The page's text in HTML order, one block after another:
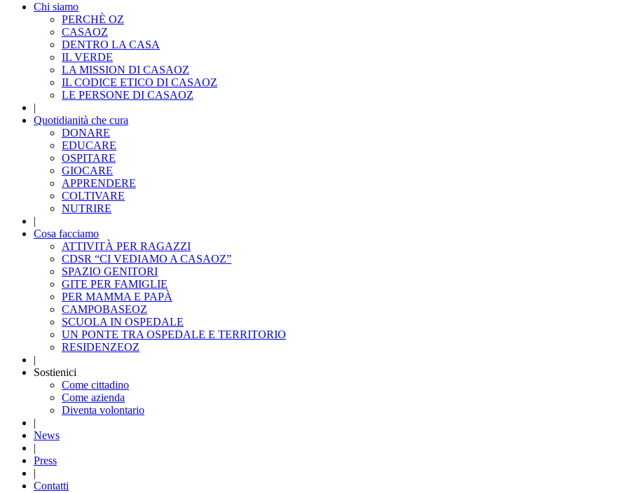
Chi siamo
PERCHÈ OZ
CASAOZ
DENTRO LA CASA
IL VERDE
LA MISSION DI CASAOZ
IL CODICE ETICO DI CASAOZ
LE PERSONE DI CASAOZ
|
Quotidianità che cura
DONARE
EDUCARE
OSPITARE
GIOCARE
APPRENDERE
COLTIVARE
NUTRIRE
|
Cosa facciamo
ATTIVITÀ PER RAGAZZI
CDSR “CI VEDIAMO A CASAOZ”
SPAZIO GENITORI
GITE PER FAMIGLIE
PER MAMMA E PAPÀ
CAMPOBASEOZ
SCUOLA IN OSPEDALE
UN PONTE TRA OSPEDALE E TERRITORIO
RESIDENZEOZ
|
Sostienici
Come cittadino
Come azienda
Diventa volontario
|
News
|
Press
|
Contatti